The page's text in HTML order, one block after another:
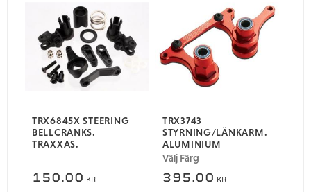
TRX6845X STEERING
BELLCRANKS.
TRAXXAS.
150,00 KR
TRX3743
STYRNING/LÄNKARM.
ALUMINIUM
Välj Färg
395,00 KR